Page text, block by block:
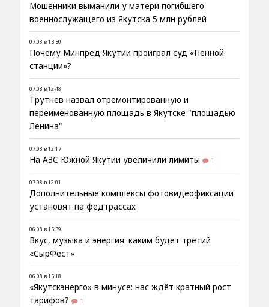
Мошенники выманили у матери погибшего
военнослужащего из Якутска 5 млн рублей
07.08 в 13:30
Почему Минпред Якутии проиграл суд «Пенной
станции»?
07.08 в 12:48
Трутнев назвал отремонтированную и
переименованную площадь в Якутске "площадью
Ленина"
07.08 в 12:17
На АЗС Южной Якутии увеличили лимиты 1
07.08 в 12:01
Дополнительные комплексы фотовидеофиксации
установят на федтрассах
06.08 в 15:39
Вкус, музыка и энергия: каким будет третий
«СырФест»
06.08 в 15:18
«Якутскэнерго» в минусе: нас ждёт кратный рост
тарифов?
1